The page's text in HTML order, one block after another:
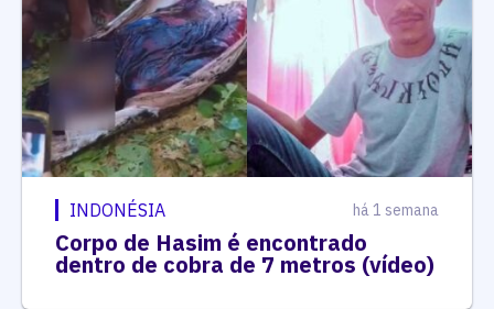
INDONÉSIA há 1 semana
Corpo de Hasim é encontrado
dentro de cobra de 7 metros (vídeo)
Mais Lidas